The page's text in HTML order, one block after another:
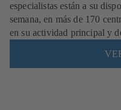
especialistas están a su
semana, en más de 170
en su actividad principal y